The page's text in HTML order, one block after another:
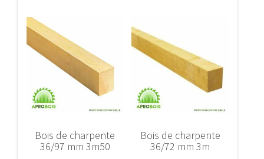
Bois de charpente
36/97 mm 3m50
Bois de charpente
36/72 mm 3m